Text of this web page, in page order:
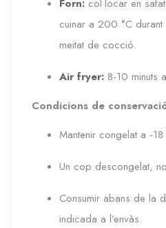
Forn: col·locar en
cuinar a 200 °C
meitat de cocció.
Air fryer: 8-10 minuts
Condicions de
Mantenir congelat a -18
Un cop descongelat,
Consumir abans de la
indicada a l’envàs.